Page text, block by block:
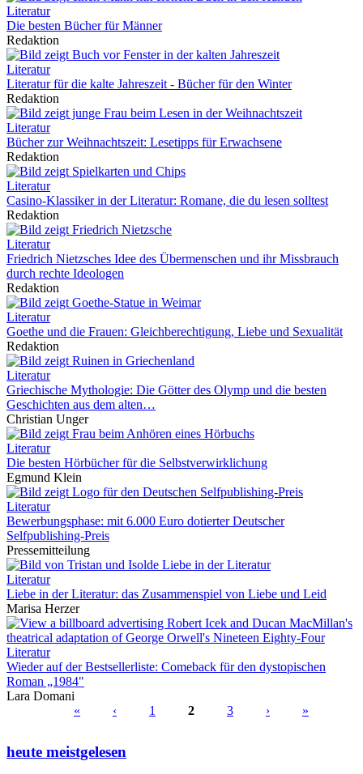
Literatur
Die besten Bücher für Männer
Redaktion
Literatur
Literatur für die kalte Jahreszeit - Bücher für den Winter
Redaktion
Literatur
Bücher zur Weihnachtszeit: Lesetipps für Erwachsene
Redaktion
Literatur
Casino-Klassiker in der Literatur: Romane, die du lesen solltest
Redaktion
Literatur
Friedrich Nietzsches Idee des Übermenschen und ihr Missbrauch
durch rechte Ideologen
Redaktion
Literatur
Goethe und die Frauen: Gleichberechtigung, Liebe und Sexualität
Redaktion
Literatur
Griechische Mythologie: Die Götter des Olymp und die besten
Geschichten aus dem alten…
Christian Unger
Literatur
Die besten Hörbücher für die Selbstverwirklichung
Egmund Klein
Literatur
Bewerbungsphase: mit 6.000 Euro dotierter Deutscher
Selfpublishing-Preis
Pressemitteilung
Literatur
Liebe in der Literatur: das Zusammenspiel von Liebe und Leid
Marisa Herzer
Literatur
Wieder auf der Bestsellerliste: Comeback für den dystopischen
Roman „1984"
Lara Domani
« ‹ 1 2 3 › »
heute meistgelesen